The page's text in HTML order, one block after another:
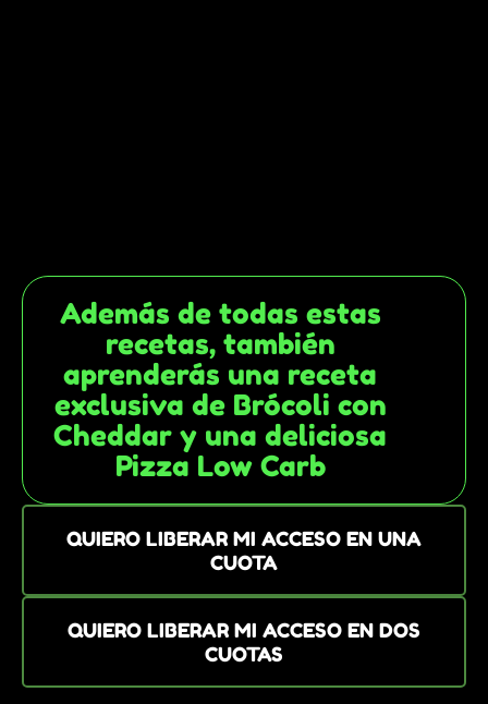
Además de todas estas
recetas, también
aprenderás una receta
exclusiva de Brócoli con
Cheddar y una deliciosa
Pizza Low Carb
QUIERO LIBERAR MI ACCESO EN UNA
CUOTA
QUIERO LIBERAR MI ACCESO EN DOS
CUOTAS